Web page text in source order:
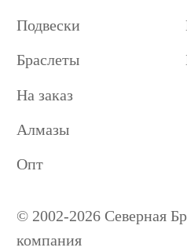
Подвески
Браслеты
На заказ
Алмазы
Опт
© 2002-2026 Северная
компания